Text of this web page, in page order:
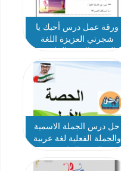
ورقة عمل درس أحبك يا
شجرتي العزيزة اللغة
حل درس الجملة الاسمية
والجملة الفعلية لغة عربية